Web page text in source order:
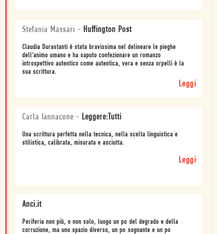
Stefania Massari - Huffington Post
Claudia Durastanti è stata bravissima nel delineare le pieghe
dell'animo umano e ha saputo confezionare un romanzo
introspettivo autentico come autentica, vera e senza orpelli è la
sua scrittura.
Leggi
Carla Iannacone - Leggere:Tutti
Una scrittura perfetta nella tecnica, nella scelta linguistica e
stilistica, calibrata, misurata e asciutta.
Leggi
Anci.it
Periferia non più, o non solo, luogo un po del degrado e della
corruzione, ma uno spazio diverso, un po sognante e un po